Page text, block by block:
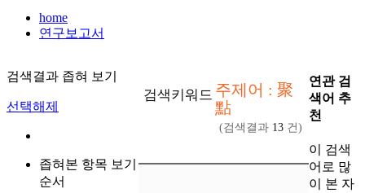
home
연구보고서
검색결과 좁혀 보기
선택해제
좁혀본 항목 보기
순서
검색키워드 주제어 : 聚
點
(검색결과 13 건)
연관 검
색어 추
천
이 검색
어로 많
이 본 자